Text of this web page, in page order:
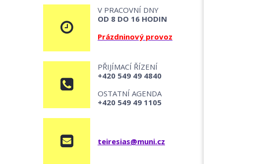
V PRACOVNÍ DNY
OD 8 DO 16 HODIN
Prázdninový provoz
PŘIJÍMACÍ ŘÍZENÍ
+420 549 49 4840
OSTATNÍ AGENDA
+420 549 49 1105
teiresias@muni.cz